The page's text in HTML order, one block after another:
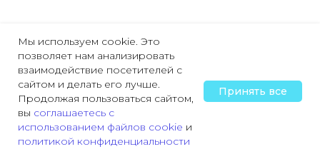
Главная Охрана труда Пожарная безопасность
Мы используем cookie. Это
позволяет нам анализировать
взаимодействие посетителей с
сайтом и делать его лучше.
Продолжая пользоваться сайтом,
вы соглашаетесь с
использованием файлов cookie и
политикой конфиденциальности
Принять все